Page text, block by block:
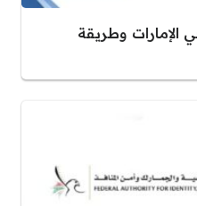
الإمارات وطريقة